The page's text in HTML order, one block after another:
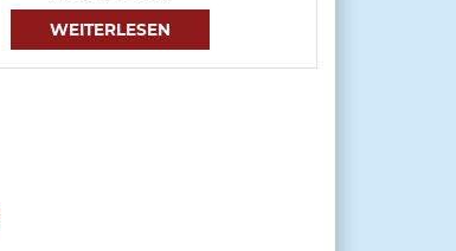
WEITERLESEN